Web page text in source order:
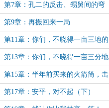
解释啊！
第7章：孔二的反击、甥舅间的弯
弯道道
第9章：再搬回来一局
第11章：你们，不晓得一亩三地的
意思吗？（上）
第13章：你们，不晓得一亩三分地
的意思吗？（下）
第15章：半年前买来的火箭筒，击
中了半年后的自己
第17章：安平，对不起（下）